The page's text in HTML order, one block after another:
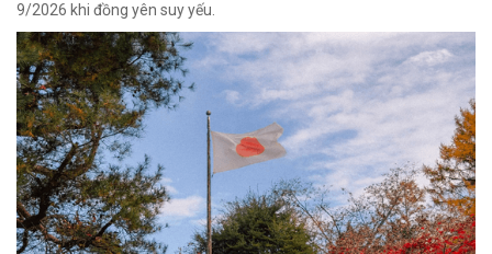
9/2026 khi đồng yên suy yếu.